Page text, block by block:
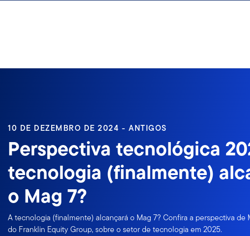
10 DE DEZEMBRO DE 2024 - ANTIGOS
Perspectiva tecnológica
tecnologia (finalmente)
o Mag 7?
A tecnologia (finalmente) alcançará o Mag 7? Confira a perspectiva de
do Franklin Equity Group, sobre o setor de tecnologia em 2025.